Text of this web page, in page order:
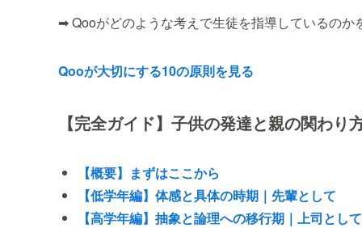
➡ Qooがどのような考えで生徒を指導しているのか
Qooが大切にする10の原則を見る
【完全ガイド】子供の発達と親の関わり
【概要】まずはここから
【低学年編】体感と具体の時期｜先輩として
【高学年編】抽象と論理への移行期｜上司として